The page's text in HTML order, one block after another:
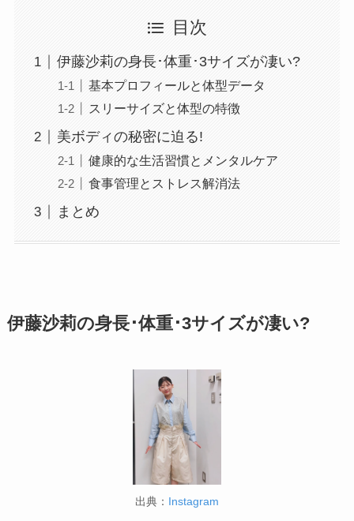
目次
伊藤沙莉の身長･体重･3サイズが凄い?
基本プロフィールと体型データ
スリーサイズと体型の特徴
美ボディの秘密に迫る!
健康的な生活習慣とメンタルケア
食事管理とストレス解消法
まとめ
伊藤沙莉の身長･体重･3サイズが凄い?
出典： Instagram